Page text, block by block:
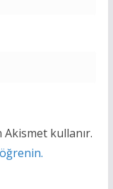
kullanır.